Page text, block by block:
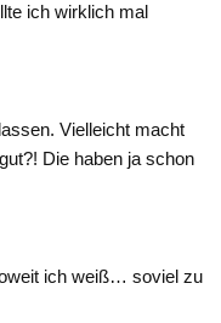
ich wirklich mal
Vielleicht macht
Die haben ja schon
ich weiß… soviel zu